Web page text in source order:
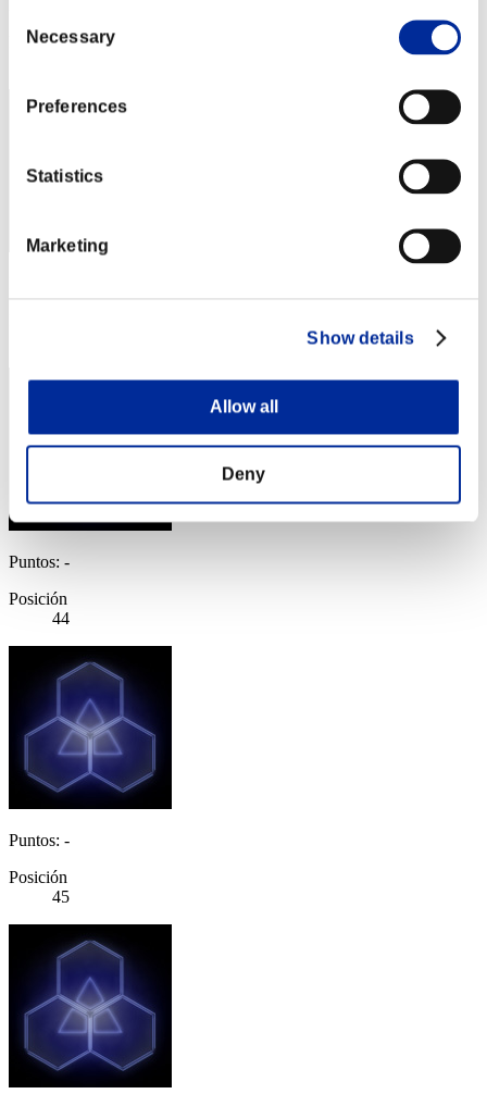
Selection
Necessary
Preferences
Statistics
Marketing
Show details
Allow all
Deny
Posición
Puntos: -
Posición
44
Puntos: -
Posición
45